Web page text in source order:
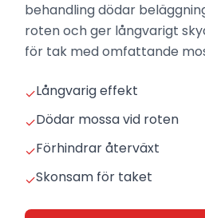
behandling dödar
roten och ger långvarigt
för tak med omfattande
✓Långvarig effekt
✓Dödar mossa vid roten
✓Förhindrar återväxt
✓Skonsam för taket